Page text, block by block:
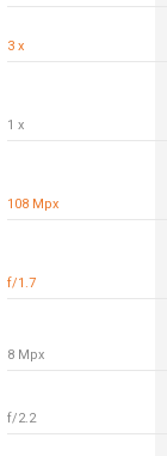
3 x
1 x
108 Mpx
f/1.7
8 Mpx
f/2.2